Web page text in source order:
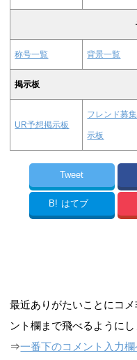
称号一覧 背景一覧
掲示板
UR予想掲示板
フレンド募
示板
Tweet
B! はてブ
最近ありがたいことにコ
ント欄まで飛べるようにし
⇒一番下のコメント入力欄